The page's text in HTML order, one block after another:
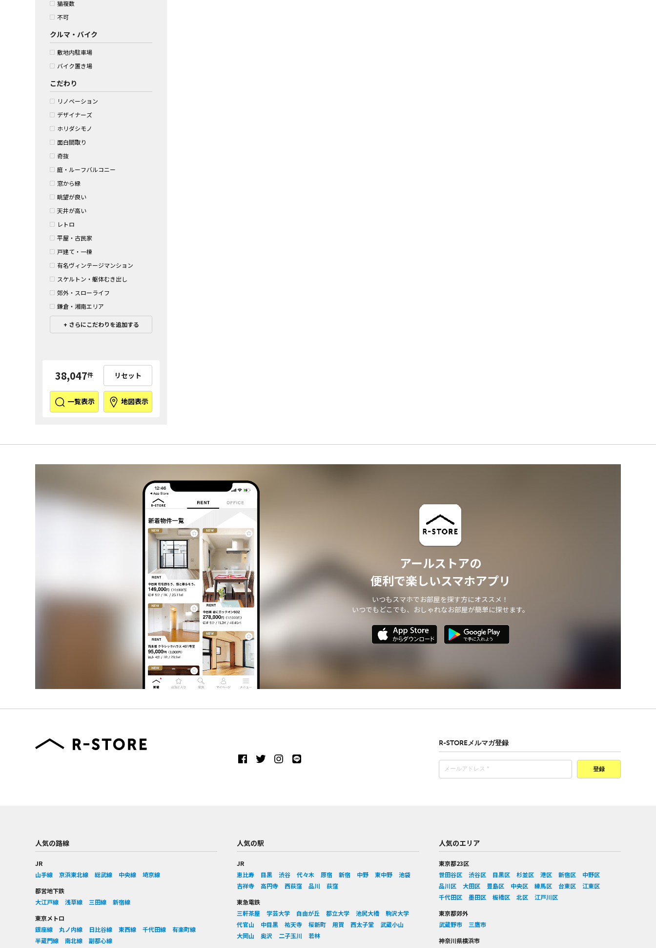
猫複数
不可
クルマ・バイク
敷地内駐車場
バイク置き場
こだわり
リノベーション
デザイナーズ
ホリダシモノ
面白間取り
奇抜
庭・ルーフバルコニー
窓から緑
眺望が良い
天井が高い
レトロ
平屋・古民家
戸建て・一棟
有名ヴィンテージマンション
スケルトン・躯体むき出し
郊外・スローライフ
鎌倉・湘南エリア
さらにこだわりを追加する
38,047件 リセット
一覧表示 地図表示
アールストアの
便利で楽しいスマホアプリ
いつもスマホでお部屋を探す方にオススメ！
いつでもどこでも、おしゃれなお部屋が簡単に探せます。
R-STOREメルマガ登録
登録
人気の路線
JR
山手線
京浜東北線 総武線 中央線
埼京線
都営地下鉄
大江戸線
浅草線 三田線
新宿線
東京メトロ
銀座線
丸ノ内線 日比谷線 東西線 千代田線
有楽町線
半蔵門線
南北線 副都心線
人気の駅
JR
恵比寿
目黒 渋谷 代々木 原宿 新宿 中野 東中野
池袋
吉祥寺
高円寺 西荻窪 品川
荻窪
東急電鉄
三軒茶屋
学芸大学 自由が丘 都立大学 池尻大橋
駒沢大学
代官山
中目黒 祐天寺 桜新町 用賀 西太子堂
武蔵小山
大岡山
奥沢 二子玉川
若林
人気のエリア
東京都23区
世田谷区
渋谷区 目黒区 杉並区 港区 新宿区
中野区
品川区
大田区 豊島区 中央区 練馬区 台東区
江東区
千代田区
墨田区 板橋区 北区
江戸川区
東京都郊外
武蔵野市
三鷹市
神奈川県横浜市